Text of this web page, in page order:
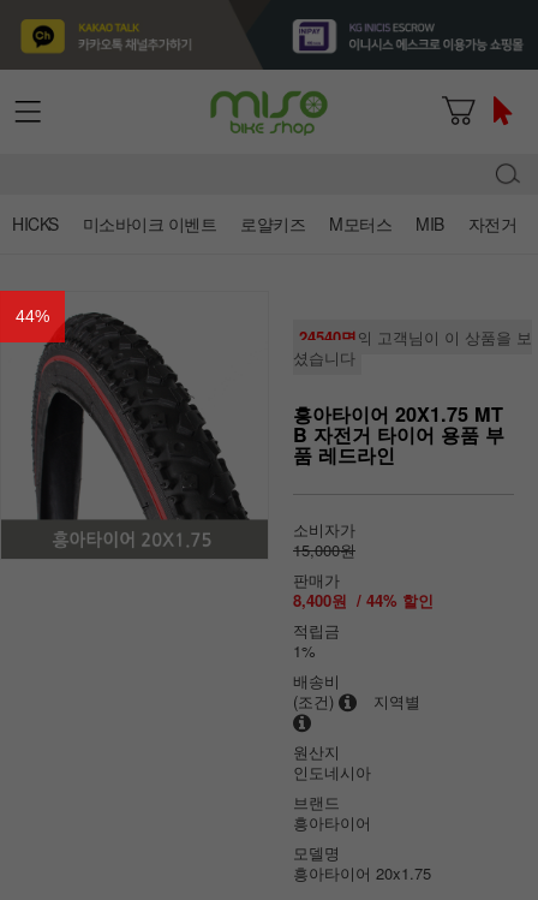
HICKS 미소바이크 이벤트 로얄키즈 M모터스 MIB 자전거
44%
24540명의 고객님이 이 상품을 보
셨습니다
흥아타이어 20X1.75 MT
B 자전거 타이어 용품 부
품 레드라인
소비자가
15,000원
판매가
8,400원 / 44% 할인
적립금
1%
배송비
(조건)
지역별
원산지
인도네시아
브랜드
흥아타이어
모델명
흥아타이어 20x1.75